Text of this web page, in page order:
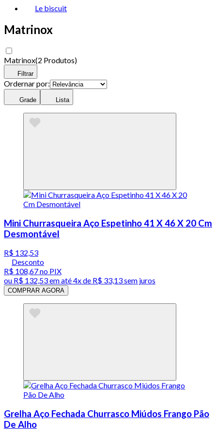
Le biscuit
Matrinox
Matrinox(2 Produtos)
Filtrar
Ordernar por:
Grade Lista
Mini Churrasqueira Aço Espetinho 41 X 46 X 20 Cm
Desmontável
R$ 132,53
Desconto
R$ 108,67no PIX
ou R$ 132,53em até4x de R$ 33,13 sem juros
COMPRAR AGORA
Grelha Aço Fechada Churrasco Miúdos Frango Pão
De Alho